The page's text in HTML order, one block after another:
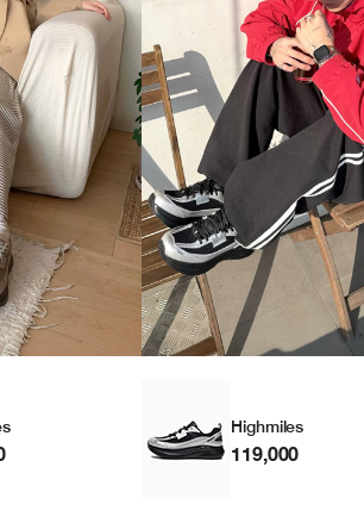
Highmiles
119,000